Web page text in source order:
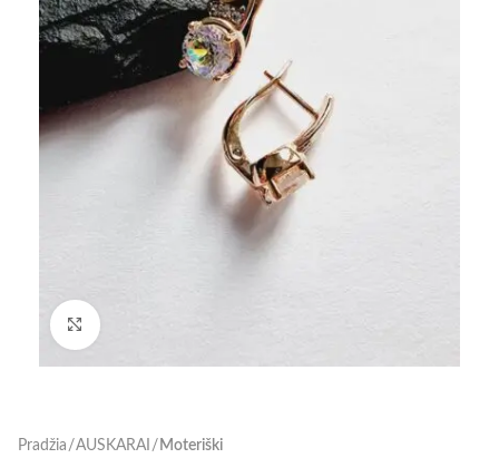
Pradžia AUSKARAI Moteriški